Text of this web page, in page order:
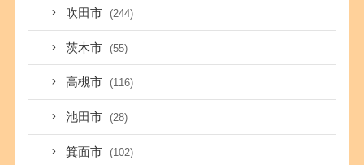
吹田市 (244)
茨木市 (55)
高槻市 (116)
池田市 (28)
箕面市 (102)